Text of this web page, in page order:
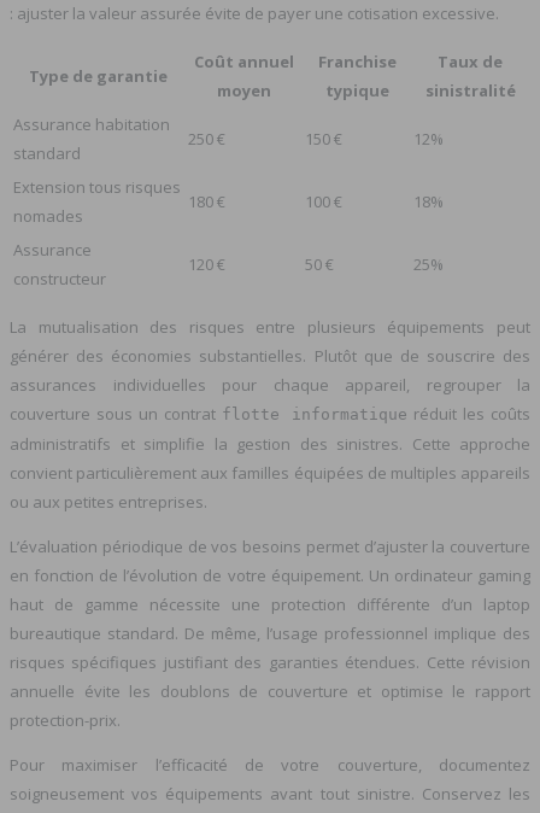
: ajuster la valeur assurée évite de payer une cotisation excessive.
Type de garantie
Coût annuel
moyen
Franchise
typique
Taux de
sinistralité
Assurance habitation
standard
250 € 150 € 12%
Extension tous risques
nomades
180 € 100 € 18%
Assurance
constructeur
120 € 50 € 25%
La mutualisation des risques entre plusieurs équipements peut
générer des économies substantielles. Plutôt que de souscrire des
assurances individuelles pour chaque appareil, regrouper la
couverture sous un contrat flotte informatique réduit les coûts
administratifs et simplifie la gestion des sinistres. Cette approche
convient particulièrement aux familles équipées de multiples appareils
ou aux petites entreprises.
L’évaluation périodique de vos besoins permet d’ajuster la couverture
en fonction de l’évolution de votre équipement. Un ordinateur gaming
haut de gamme nécessite une protection différente d’un laptop
bureautique standard. De même, l’usage professionnel implique des
risques spécifiques justifiant des garanties étendues. Cette révision
annuelle évite les doublons de couverture et optimise le rapport
protection-prix.
Pour maximiser l’efficacité de votre couverture, documentez
soigneusement vos équipements avant tout sinistre. Conservez les